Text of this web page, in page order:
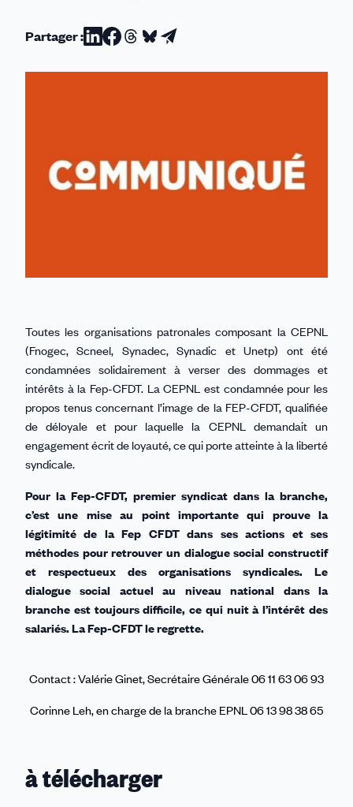
Partager :Partager
sur
Partager
sur
Partager
sur
Partager
sur
Partager
par
Toutes les organisations patronales composant la CEPNL
(Fnogec, Scneel, Synadec, Synadic et Unetp) ont été
condamnées solidairement à verser des dommages et
intérêts à la Fep-CFDT. La CEPNL est condamnée pour les
propos tenus concernant l’image de la FEP-CFDT, qualifiée
de déloyale et pour laquelle la CEPNL demandait un
engagement écrit de loyauté, ce qui porte atteinte à la liberté
syndicale.
Pour la Fep-CFDT, premier syndicat dans la branche,
c’est une mise au point importante qui prouve la
légitimité de la Fep CFDT dans ses actions et ses
méthodes pour retrouver un dialogue social constructif
et respectueux des organisations syndicales. Le
dialogue social actuel au niveau national dans la
branche est toujours difficile, ce qui nuit à l’intérêt des
salariés. La Fep-CFDT le regrette.
Contact : Valérie Ginet, Secrétaire Générale 06 11 63 06 93
Corinne Leh, en charge de la branche EPNL 06 13 98 38 65
à télécharger